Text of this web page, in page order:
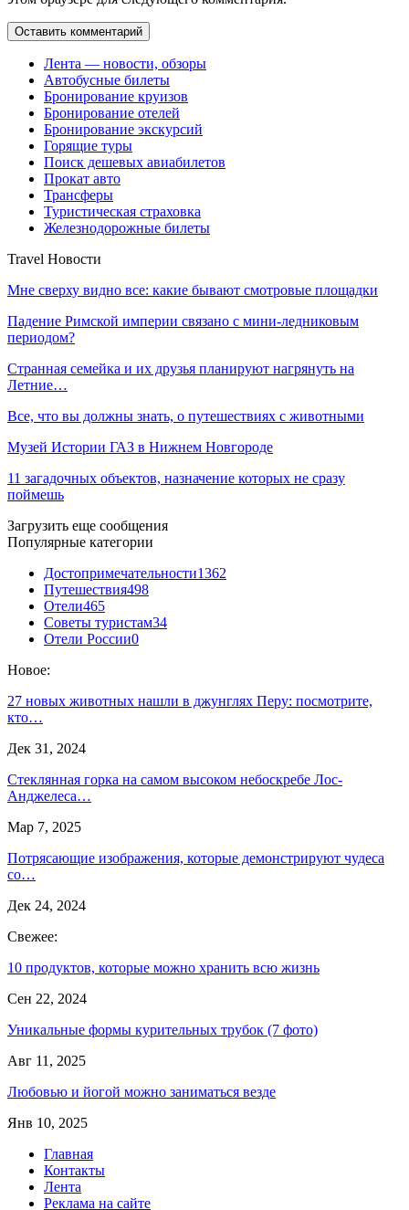
Лента — новости, обзоры
Автобусные билеты
Бронирование круизов
Бронирование отелей
Бронирование экскурсий
Горящие туры
Поиск дешевых авиабилетов
Прокат авто
Трансферы
Туристическая страховка
Железнодорожные билеты
Travel Новости
Мне сверху видно все: какие бывают смотровые площадки
Падение Римской империи связано с мини-ледниковым
периодом?
Странная семейка и их друзья планируют нагрянуть на
Летние…
Все, что вы должны знать, о путешествиях с животными
Музей Истории ГАЗ в Нижнем Новгороде
11 загадочных объектов, назначение которых не сразу
поймешь
Загрузить еще сообщения
Популярные категории
Достопримечательности1362
Путешествия498
Отели465
Советы туристам34
Отели России0
Новое:
27 новых животных нашли в джунглях Перу: посмотрите,
кто…
Дек 31, 2024
Стеклянная горка на самом высоком небоскребе Лос-
Анджелеса…
Мар 7, 2025
Потрясающие изображения, которые демонстрируют чудеса
со…
Дек 24, 2024
Свежее:
10 продуктов, которые можно хранить всю жизнь
Сен 22, 2024
Уникальные формы курительных трубок (7 фото)
Авг 11, 2025
Любовью и йогой можно заниматься везде
Янв 10, 2025
Главная
Контакты
Лента
Реклама на сайте